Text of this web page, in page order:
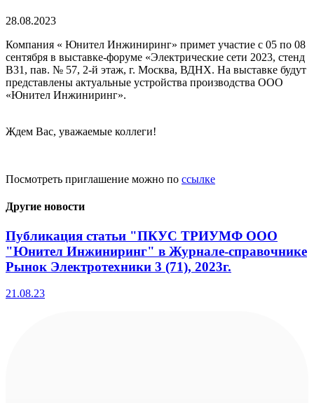
28.08.2023
Компания « Юнител Инжиниринг» примет участие с 05 по 08
сентября в выставке-форуме «Электрические сети 2023, стенд
В31, пав. № 57, 2-й этаж, г. Москва, ВДНХ. На выставке будут
представлены актуальные устройства производства ООО
«Юнител Инжиниринг».
Ждем Вас, уважаемые коллеги!
Посмотреть приглашение можно по ссылке
Другие новости
Публикация статьи "ПКУС ТРИУМФ ООО
"Юнител Инжиниринг" в Журнале-справочнике
Рынок Электротехники 3 (71), 2023г.
21.08.23